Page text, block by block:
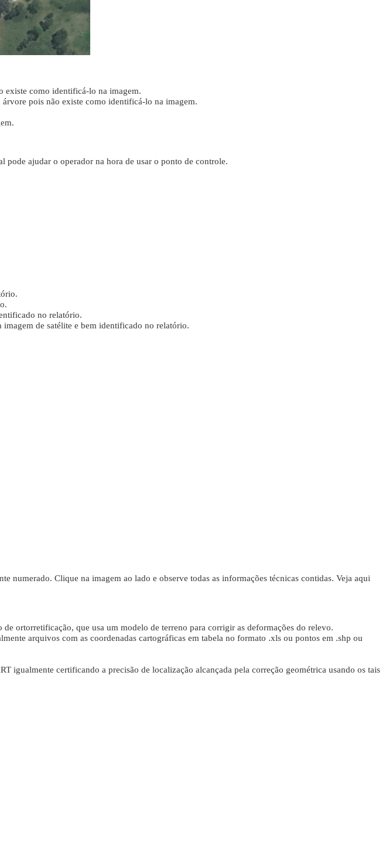
existe como identificá-lo na imagem.
pois não existe como identificá-lo na imagem.
ajudar o operador na hora de usar o ponto de controle.
no relatório.
de satélite e bem identificado no relatório.
numerado. Clique na imagem ao lado e observe todas as informações técnicas contidas. Veja aqui
ortorretificação, que usa um modelo de terreno para corrigir as deformações do relevo.
arquivos com as coordenadas cartográficas em tabela no formato .xls ou pontos em .shp ou
igualmente certificando a precisão de localização alcançada pela correção geométrica usando os tais